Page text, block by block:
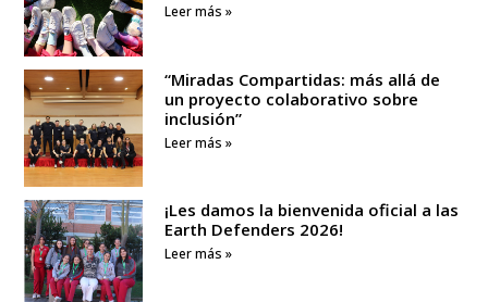
Leer más »
“Miradas Compartidas: más allá de
un proyecto colaborativo sobre
inclusión”
Leer más »
¡Les damos la bienvenida oficial a las
Earth Defenders 2026!
Leer más »